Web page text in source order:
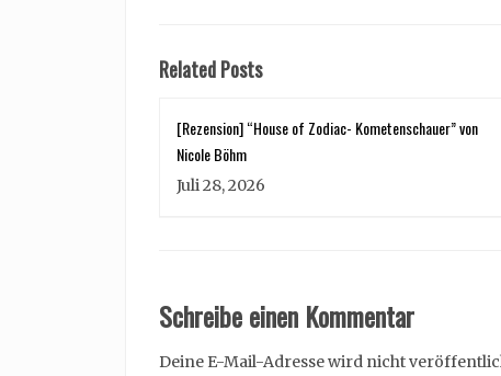
Related Posts
[Rezension] “House of Zodiac- Kometenschauer” von
Nicole Böhm
Juli 28, 2026
Schreibe einen Kommentar
Deine E-Mail-Adresse wird nicht